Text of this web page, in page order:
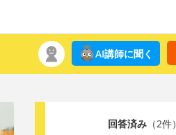
AI講師に聞く
回答済み（2件）